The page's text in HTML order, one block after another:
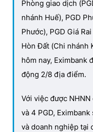
Phòng giao dịch
nhánh Huế), PGD
Phước), PGD Giá
Hòn Đất (Chi nhánh
hôm nay, Eximbank
động 2/8 địa điểm.
Với việc được
và 4 PGD,
và doanh nghiệp tại